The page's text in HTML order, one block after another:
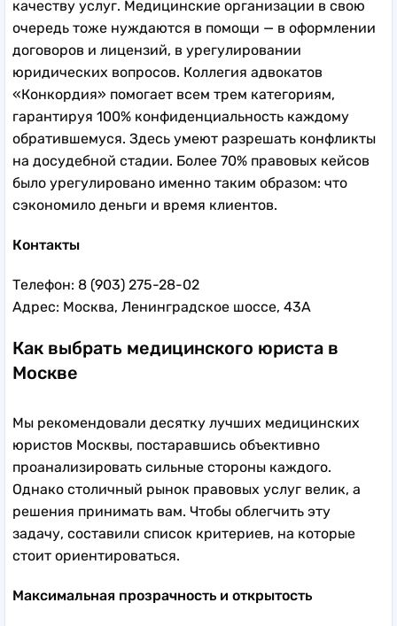
качеству услуг. Медицинские организации в свою
очередь тоже нуждаются в помощи — в оформлении
договоров и лицензий, в урегулировании
юридических вопросов. Коллегия адвокатов
«Конкордия» помогает всем трем категориям,
гарантируя 100% конфиденциальность каждому
обратившемуся. Здесь умеют разрешать конфликты
на досудебной стадии. Более 70% правовых кейсов
было урегулировано именно таким образом: что
сэкономило деньги и время клиентов.
Контакты
Телефон: 8 (903) 275-28-02
Адрес: Москва, Ленинградское шоссе, 43А
Как выбрать медицинского юриста в
Москве
Мы рекомендовали десятку лучших медицинских
юристов Москвы, постаравшись объективно
проанализировать сильные стороны каждого.
Однако столичный рынок правовых услуг велик, а
решения принимать вам. Чтобы облегчить эту
задачу, составили список критериев, на которые
стоит ориентироваться.
Максимальная прозрачность и открытость